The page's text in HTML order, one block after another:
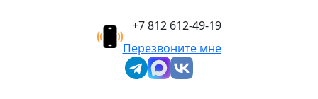
+7 812 612-49-19
Перезвоните мне